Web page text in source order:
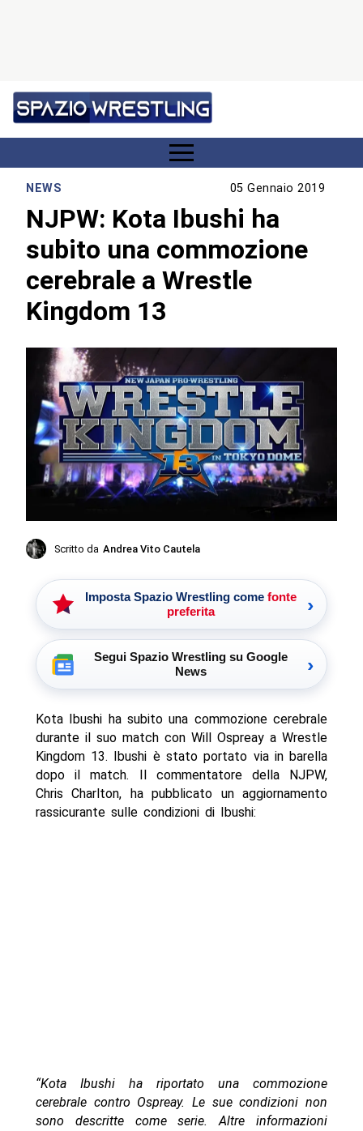
NEWS 05 Gennaio 2019
NJPW: Kota Ibushi ha
subito una commozione
cerebrale a Wrestle
Kingdom 13
Scritto da Andrea Vito Cautela
Imposta Spazio Wrestling come fonte
preferita
›
Segui Spazio Wrestling su Google
News
›
Kota Ibushi ha subito una commozione cerebrale
durante il suo match con Will Ospreay a Wrestle
Kingdom 13. Ibushi è stato portato via in barella
dopo il match. Il commentatore della NJPW,
Chris Charlton, ha pubblicato un aggiornamento
rassicurante sulle condizioni di Ibushi:
“Kota Ibushi ha riportato una commozione
cerebrale contro Ospreay. Le sue condizioni non
sono descritte come serie. Altre informazioni